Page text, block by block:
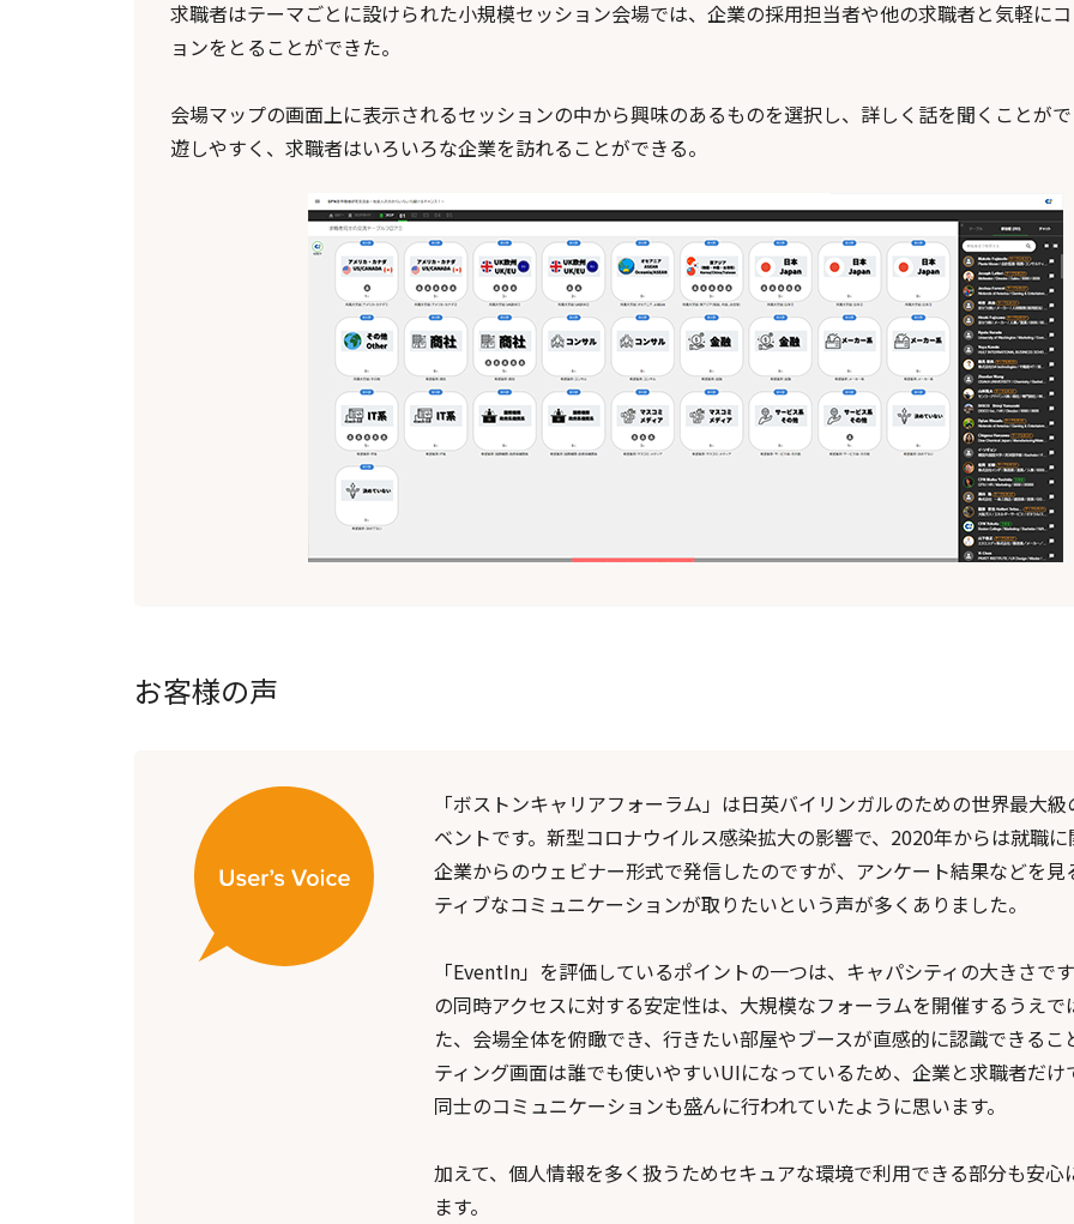
求職者はテーマごとに設けられた小規模セッション会場では、企業の採用担当者や他の求職者と気軽に
ョンをとることができた。
会場マップの画面上に表示されるセッションの中から興味のあるものを選択し、詳しく話を聞くことが
遊しやすく、求職者はいろいろな企業を訪れることができる。
お客様の声
「ボストンキャリアフォーラム」は日英バイリンガルのための世界最大
ベントです。新型コロナウイルス感染拡大の影響で、2020年からは就職
企業からのウェビナー形式で発信したのですが、アンケート結果などを見
ティブなコミュニケーションが取りたいという声が多くありました。
「EventIn」を評価しているポイントの一つは、キャパシティの大きさで
の同時アクセスに対する安定性は、大規模なフォーラムを開催するうえで
た、会場全体を俯瞰でき、行きたい部屋やブースが直感的に認識できるこ
ティング画面は誰でも使いやすいUIになっているため、企業と求職者だけ
同士のコミュニケーションも盛んに行われていたように思います。
加えて、個人情報を多く扱うためセキュアな環境で利用できる部分も安心
ます。